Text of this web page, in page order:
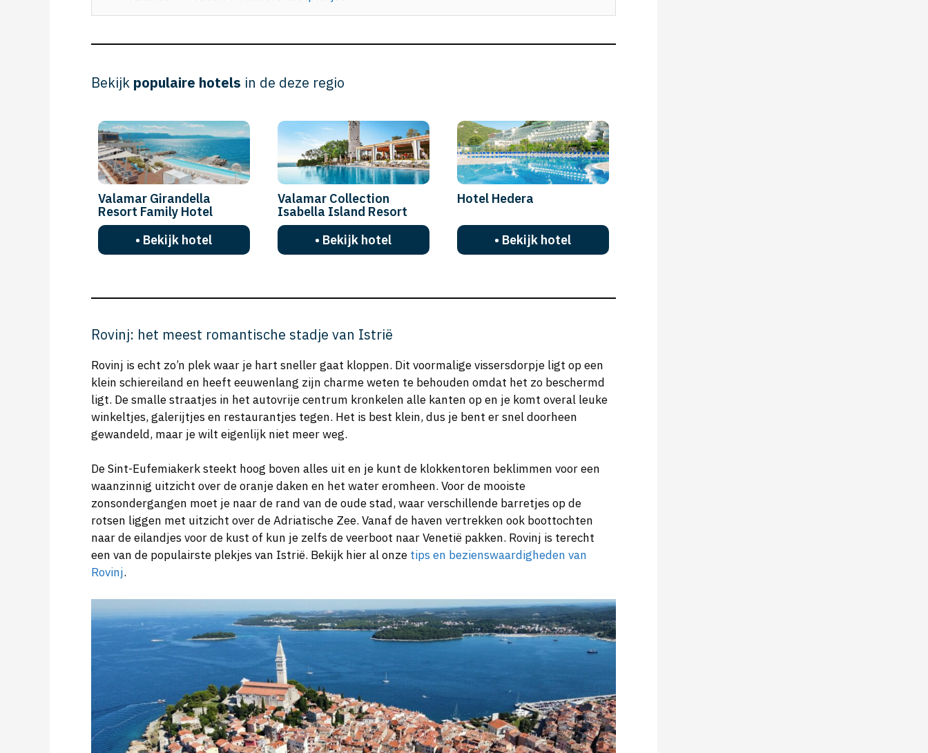
Bekijk populaire hotels in de deze regio
Valamar Girandella
Resort Family Hotel
• Bekijk hotel
Valamar Collection
Isabella Island Resort
• Bekijk hotel
Hotel Hedera
• Bekijk hotel
Rovinj: het meest romantische stadje van Istrië
Rovinj is echt zo’n plek waar je hart sneller gaat kloppen. Dit voormalige vissersdorpje ligt op een
klein schiereiland en heeft eeuwenlang zijn charme weten te behouden omdat het zo beschermd
ligt. De smalle straatjes in het autovrije centrum kronkelen alle kanten op en je komt overal leuke
winkeltjes, galerijtjes en restaurantjes tegen. Het is best klein, dus je bent er snel doorheen
gewandeld, maar je wilt eigenlijk niet meer weg.
De Sint-Eufemiakerk steekt hoog boven alles uit en je kunt de klokkentoren beklimmen voor een
waanzinnig uitzicht over de oranje daken en het water eromheen. Voor de mooiste
zonsondergangen moet je naar de rand van de oude stad, waar verschillende barretjes op de
rotsen liggen met uitzicht over de Adriatische Zee. Vanaf de haven vertrekken ook boottochten
naar de eilandjes voor de kust of kun je zelfs de veerboot naar Venetië pakken. Rovinj is terecht
een van de populairste plekjes van Istrië. Bekijk hier al onze tips en bezienswaardigheden van
Rovinj.